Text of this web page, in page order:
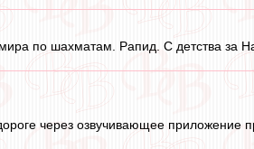
по шахматам. Рапид. С детства за
через озвучивающее приложение